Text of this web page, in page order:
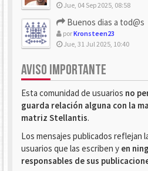
Jue, 04 Sep 2025, 08:58
Buenos dias a tod@s
porKronsteen23
Jue, 31 Jul 2025, 10:40
AVISO IMPORTANTE
Esta comunidad de usuarios no
guarda relación alguna con la
matriz Stellantis.
Los mensajes publicados reflejan
usuarios que las escriben y en
responsables de sus